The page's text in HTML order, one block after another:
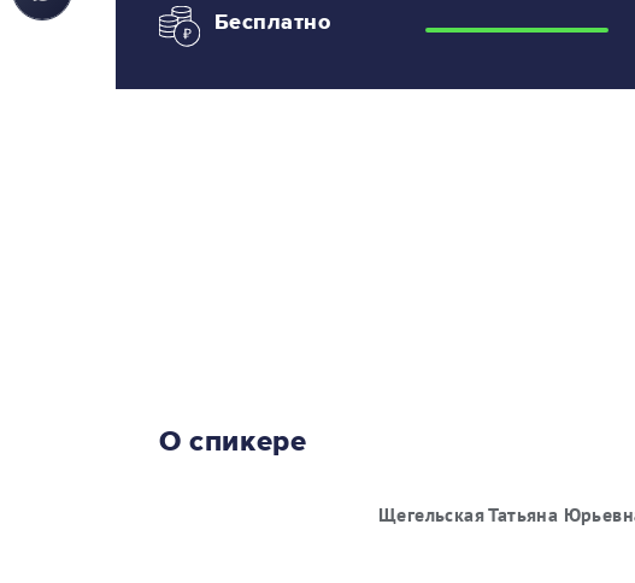
Бесплатно
О спикере
Щегельская Татьяна